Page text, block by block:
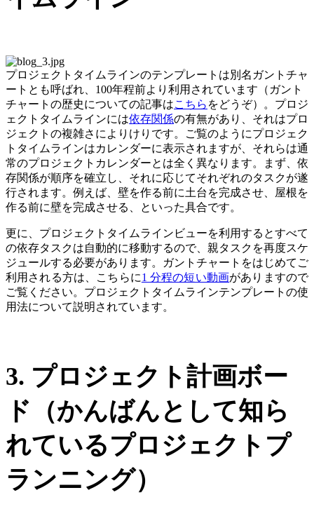
プロジェクトタイムラインのテンプレートは別名ガントチャ
ートとも呼ばれ、100年程前より利用されています（ ガント
チャートの歴史についての記事はこちら をどうぞ）。プロジ
ェクトタイムラインには依存関係の有無があり、それはプロ
ジェクトの複雑さによりけりです。ご覧のようにプロジェク
トタイムラインはカレンダーに表示されますが、それらは通
常のプロジェクトカレンダーとは全く異なります。まず、依
存関係が順序を確立し、それに応じてそれぞれのタスクが遂
行されます。例えば、壁を作る前に土台を完成させ、屋根を
作る前に壁を完成させる、といった具合です。
更に、プロジェクトタイムラインビューを利用するとすべて
の依存タスクは自動的に移動するので、親タスクを再度スケ
ジュールする必要があります。ガントチャートをはじめてご
利用される方は、こちらに1 分程の短い動画がありますので
ご覧ください。プロジェクトタイムラインテンプレートの使
用法について説明されています。
3. プロジェクト計画ボー
ド（かんばんとして知ら
れているプロジェクトプ
ランニング）